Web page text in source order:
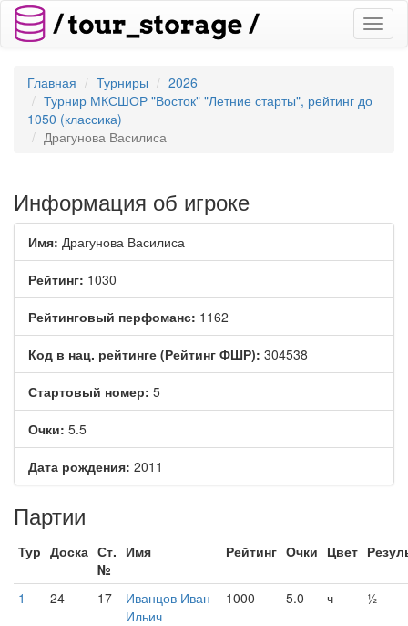
Главная Турниры
2026
Турнир МКСШОР "Восток" "Летние старты", рейтинг до
1050 (классика)
Драгунова Василиса
Информация об игроке
Имя: Драгунова Василиса
Рейтинг: 1030
Рейтинговый перфоманс: 1162
Код в нац. рейтинге (Рейтинг ФШР): 304538
Стартовый номер: 5
Очки: 5.5
Дата рождения: 2011
Партии
Тур Доска Ст.
№
Имя Рейтинг Очки Цвет
1 24 17
Иванцов Иван
Ильич
1000 5.0 ч ½